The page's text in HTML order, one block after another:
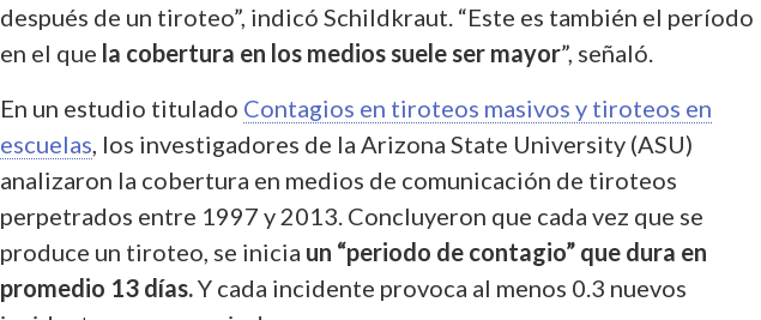
después de un tiroteo”, indicó Schildkraut. “Este es también el período
en el que la cobertura en los medios suele ser mayor”, señaló.
En un estudio titulado Contagios en tiroteos masivos y tiroteos en
escuelas , los investigadores de la Arizona State University (ASU)
analizaron la cobertura en medios de comunicación de tiroteos
perpetrados entre 1997 y 2013. Concluyeron que cada vez que se
produce un tiroteo, se inicia un “periodo de contagio” que dura en
promedio 13 días.Y cada incidente provoca al menos 0.3 nuevos